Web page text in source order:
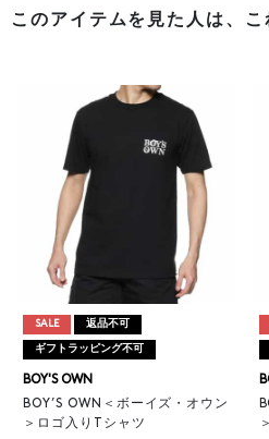
このアイテムを見た人は、
SALE 返品不可
ギフトラッピング不可
BOY'S OWN
BOY’S OWN＜ボーイズ・オウン
＞ロゴ入りTシャツ